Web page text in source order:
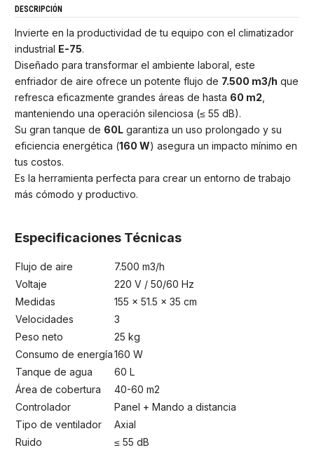
DESCRIPCIÓN
Invierte en la productividad de tu equipo con el climatizador
industrial E-75.
Diseñado para transformar el ambiente laboral, este
enfriador de aire ofrece un potente flujo de 7.500 m3/h que
refresca eficazmente grandes áreas de hasta 60 m2,
manteniendo una operación silenciosa (≤ 55 dB).
Su gran tanque de 60L garantiza un uso prolongado y su
eficiencia energética (160 W) asegura un impacto mínimo en
tus costos.
Es la herramienta perfecta para crear un entorno de trabajo
más cómodo y productivo.
Especificaciones Técnicas
Flujo de aire
7.500 m3/h
Voltaje
220 V / 50/60 Hz
Medidas
155 x 51.5 x 35 cm
Velocidades
3
Peso neto
25 kg
Consumo de energía160 W
Tanque de agua
60 L
Área de cobertura
40-60 m2
Controlador
Panel + Mando a distancia
Tipo de ventilador
Axial
Ruido
≤ 55 dB